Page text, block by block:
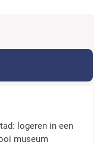
logeren in een
museum